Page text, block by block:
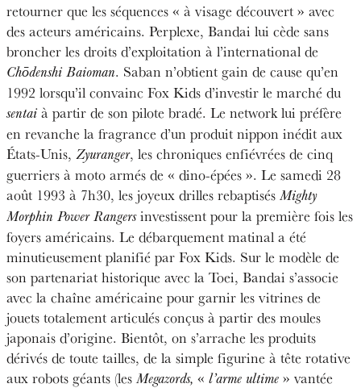
retourner que les séquences « à visage découvert » avec
des acteurs américains. Perplexe, Bandai lui cède sans
broncher les droits d’exploitation à l’international de
Chōdenshi Baioman. Saban n’obtient gain de cause qu’en
1992 lorsqu’il convainc Fox Kids d’investir le marché du
sentai à partir de son pilote bradé. Le network lui préfère
en revanche la fragrance d’un produit nippon inédit aux
États-Unis, Zyuranger, les chroniques enfiévrées de cinq
guerriers à moto armés de « dino-épées ». Le samedi 28
août 1993 à 7h30, les joyeux drilles rebaptisés Mighty
Morphin Power Rangersinvestissent pour la première fois les
foyers américains. Le débarquement matinal a été
minutieusement planifié par Fox Kids. Sur le modèle de
son partenariat historique avec la Toei, Bandai s’associe
avec la chaîne américaine pour garnir les vitrines de
jouets totalement articulés conçus à partir des moules
japonais d’origine. Bientôt, on s’arrache les produits
dérivés de toute tailles, de la simple figurine à tête rotative
aux robots géants (les Megazords, « l’arme ultime » vantée